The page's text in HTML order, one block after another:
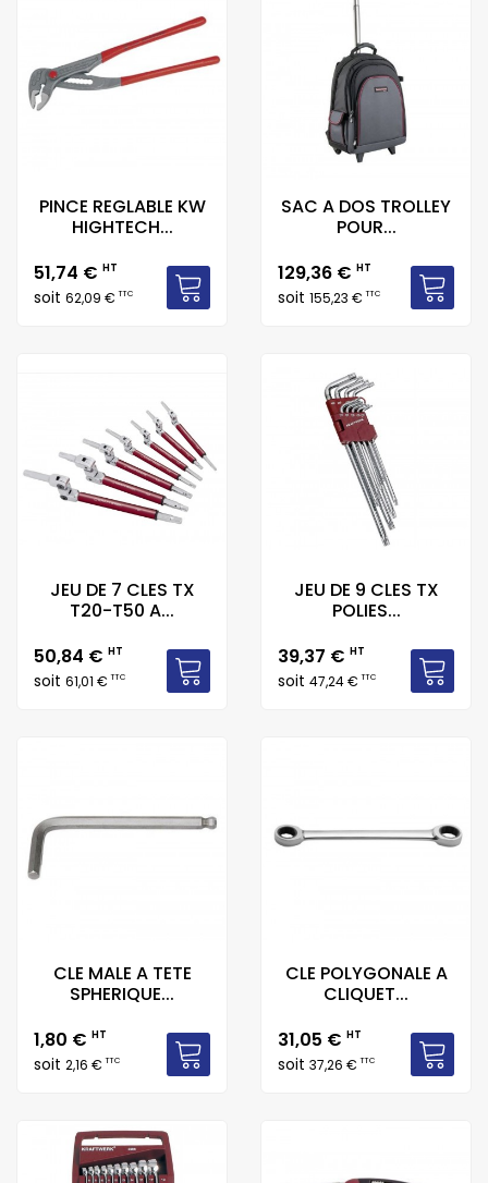
PINCE REGLABLE KW
HIGHTECH...
Prix
51,74 € HT
soit 62,09 €TTC
SAC A DOS TROLLEY
POUR...
Prix
129,36 € HT
soit 155,23 €TTC
JEU DE 7 CLES TX
T20-T50 A...
Prix
50,84 € HT
soit 61,01 €TTC
JEU DE 9 CLES TX
POLIES...
Prix
39,37 € HT
soit 47,24 €TTC
CLE MALE A TETE
SPHERIQUE...
Prix
1,80 € HT
soit 2,16 €TTC
CLE POLYGONALE A
CLIQUET...
Prix
31,05 € HT
soit 37,26 €TTC